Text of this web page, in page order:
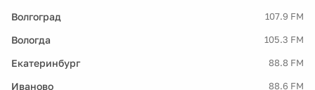
Волгоград 107.9 FM
Вологда 105.3 FM
Екатеринбург 88.8 FM
Иваново 88.6 FM